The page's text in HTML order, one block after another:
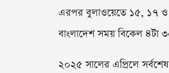
এরপর বুলাওয়েতে ১৫, ১৭ ও
বাংলাদেশ সময় বিকেল ৪টা
২০২৫ সালের এপ্রিলে সর্বশেষ